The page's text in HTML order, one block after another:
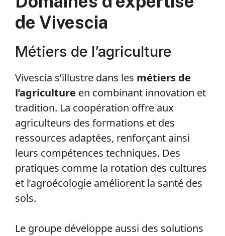
de Vivescia
Métiers de l’agriculture
Vivescia s’illustre dans les métiers de
l’agriculture en combinant innovation et
tradition. La coopération offre aux
agriculteurs des formations et des
ressources adaptées, renforçant ainsi
leurs compétences techniques. Des
pratiques comme la rotation des cultures
et l’agroécologie améliorent la santé des
sols.
Le groupe développe aussi des solutions